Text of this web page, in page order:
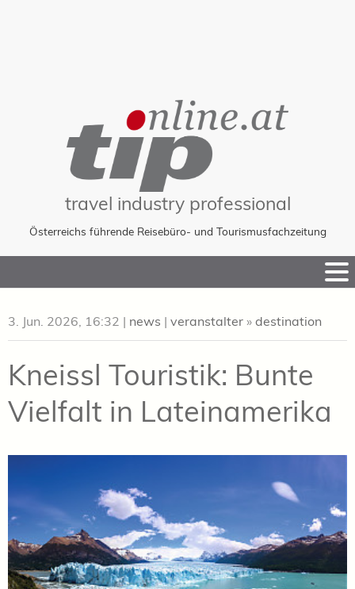
travel industry professional
Österreichs führende Reisebüro- und Tourismusfachzeitung
to
3. Jun. 2026, 16:32 | news | veranstalter » destination
Kneissl Touristik: Bunte
Vielfalt in Lateinamerika